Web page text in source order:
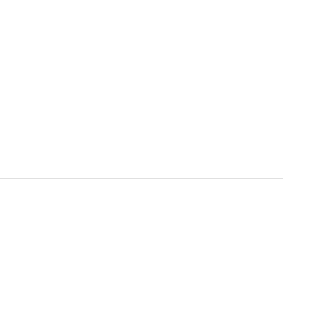
Geräte – FRITZ!Repeater und FRITZ!Powerline –
tauschen sich untereinander aus und optimieren die
wird die beste Verbindung immer dort aufgebaut, wo
Gaming und Downloads gelangen nahtlos und
den letzten Winkel jedes Zimmers. Das gesamte
ein Passwort und ist sicher verschlüsselt.
Telefonie:
werden Smart-Home-Geräte wie der Heizkörperregler